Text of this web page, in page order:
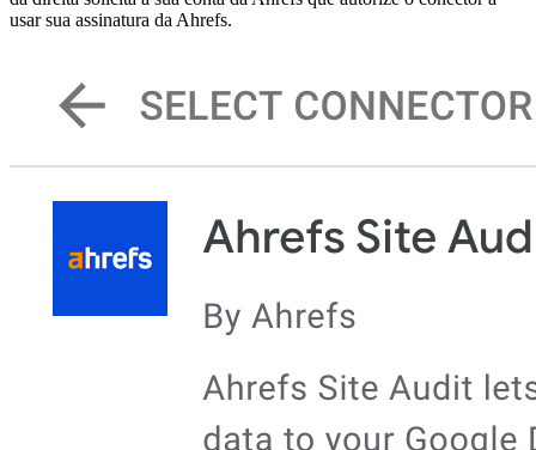
usar sua assinatura da Ahrefs.